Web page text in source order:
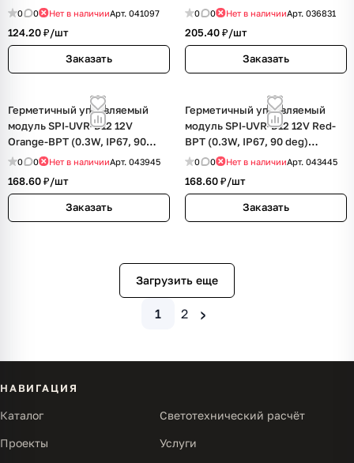
(Arlight, Пластик, 5 лет)
0 0 Нет в наличииАрт. 041097
124.20 ₽/шт
Заказать
Пластик, 3 года)
0 0 Нет в наличииАрт. 036831
205.40 ₽/шт
Заказать
Герметичный управляемый
модуль SPI-UVR-D12 12V
Orange-BPT (0.3W, IP67, 90
deg) (Arlight, Пластик, 5 лет)
0 0 Нет в наличииАрт. 043945
168.60 ₽/шт
Заказать
Герметичный управляемый
модуль SPI-UVR-D12 12V Red-
BPT (0.3W, IP67, 90 deg)
(Arlight, Пластик, 5 лет)
0 0 Нет в наличииАрт. 043445
168.60 ₽/шт
Заказать
Загрузить еще
1 2 ›
НАВИГАЦИЯ
Каталог Светотехнический расчёт
Проекты Услуги